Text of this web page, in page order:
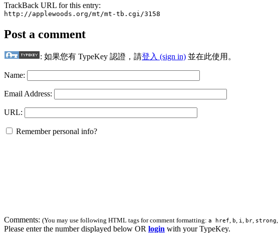
TrackBack URL for this entry:
http://applewoods.org/mt/mt-tb.cgi/3158
Post a comment
: 如果您有 TypeKey 認證，請登入 (sign in) 並在此使用。
Name:
Email Address:
URL:
Remember personal info?
Comments: (You may use following HTML tags for comment formatting: a href, b, i, br, strong,
Please enter the number displayed below OR login with your TypeKey.